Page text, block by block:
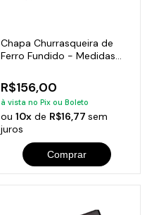
Chapa Churrasqueira de
Ferro Fundido - Medidas
R$156,00
à vista no Pix ou Boleto
ou 10xde R$16,77 sem
juros
Comprar